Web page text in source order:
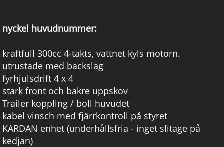
nyckel huvudnummer:
kraftfull 300cc 4-takts, vattnet kyls motorn.
utrustade med backslag
fyrhjulsdrift 4 x 4
stark front och bakre uppskov
Trailer koppling / boll huvudet
kabel vinsch med fjärrkontroll på styret
KARDAN enhet (underhållsfria - inget slitage på
kedjan)